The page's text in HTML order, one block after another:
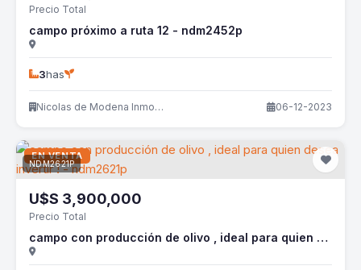
Precio Total
campo próximo a ruta 12 - ndm2452p
3has
Nicolas de Modena Inmobiliaria 06-12-2023
EN VENTA
NDM2621P
U$S 3,900,000
Precio Total
campo con producción de olivo , ideal para quien desea invertir ! - ndm2621p